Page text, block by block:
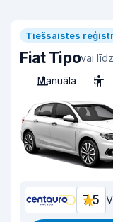
Tiešsaistes
Fiat Tipovai
Manuāla
5
7,5